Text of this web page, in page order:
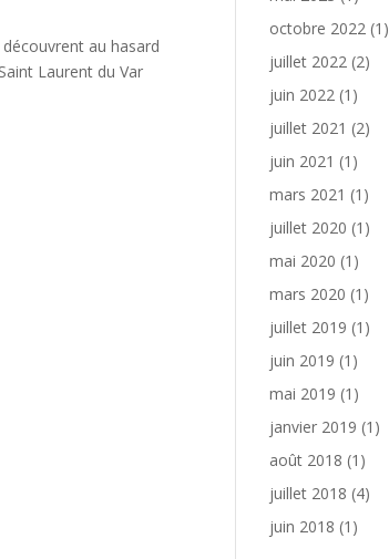
au hasard
Laurent du Var
octobre 2022 (1)
juillet 2022 (2)
juin 2022 (1)
juillet 2021 (2)
juin 2021 (1)
mars 2021 (1)
juillet 2020 (1)
mai 2020 (1)
mars 2020 (1)
juillet 2019 (1)
juin 2019 (1)
mai 2019 (1)
janvier 2019 (1)
août 2018 (1)
juillet 2018 (4)
juin 2018 (1)